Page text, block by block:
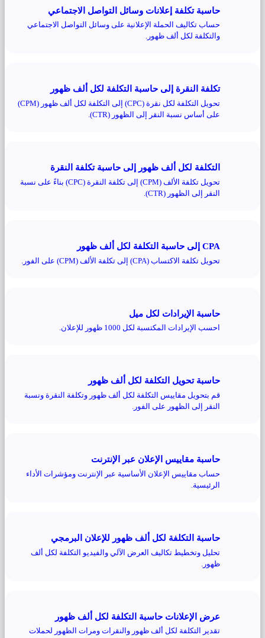
حاسبة تكلفة إعلانات وسائل التواصل الاجتماعي
حساب تكاليف الحملة الإعلانية على وسائل التواصل الاجتماعي
والتكلفة لكل ألف ظهور.
تكلفة النقرة إلى حاسبة التكلفة لكل ألف ظهور
تحويل التكلفة لكل نقرة (CPC) إلى التكلفة لكل ألف ظهور (CPM)
على أساس نسبة النقر إلى الظهور (CTR).
التكلفة لكل ألف ظهور إلى حاسبة تكلفة النقرة
تحويل تكلفة الألف (CPM) إلى تكلفة النقرة (CPC) بناءً على نسبة
النقر إلى الظهور (CTR).
CPA إلى حاسبة التكلفة لكل ألف ظهور
تحويل تكلفة الاكتساب (CPA) إلى تكلفة الألف (CPM) على الفور.
حاسبة الإيرادات لكل ميل
احسب الإيرادات المكتسبة لكل 1000 ظهور للإعلان.
حاسبة تحويل التكلفة لكل ألف ظهور
قم بتحويل مقاييس التكلفة لكل ألف ظهور وتكلفة النقرة ونسبة
النقر إلى الظهور على الفور.
حاسبة مقاييس الإعلان عبر الإنترنت
حساب مقاييس الإعلان الأساسية عبر الإنترنت ومؤشرات الأداء
الرئيسية.
حاسبة التكلفة لكل ألف ظهور للإعلان البرمجي
تحليل وتخطيط تكاليف العرض الآلي والفيديو التكلفة لكل ألف
ظهور.
عرض الإعلانات حاسبة التكلفة لكل ألف ظهور
تقدير التكلفة لكل ألف ظهور والنقرات ومرات الظهور لحملات